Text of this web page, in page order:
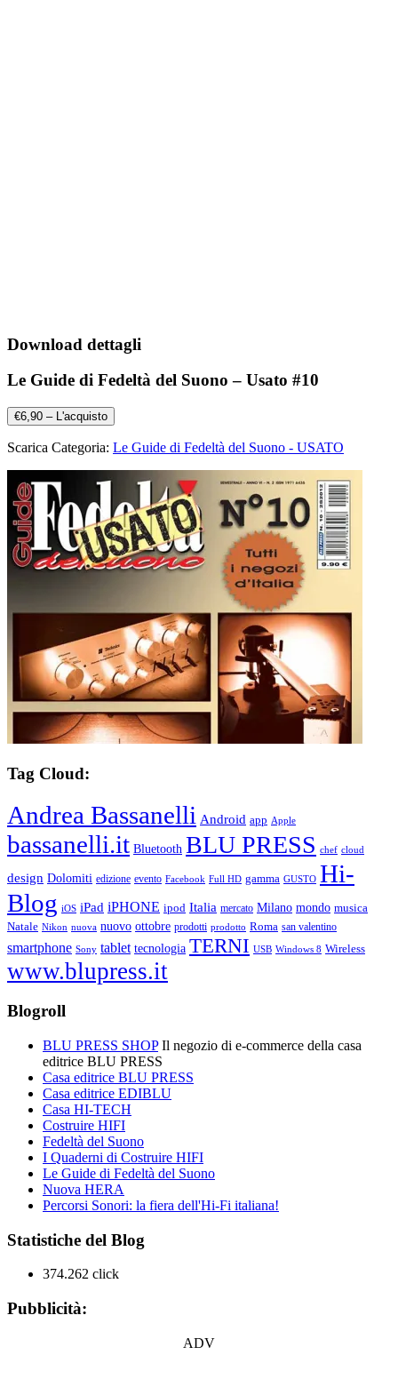
Download dettagli
Le Guide di Fedeltà del Suono – Usato #10
€6,90 – L'acquisto
Scarica Categoria: Le Guide di Fedeltà del Suono - USATO
Tag Cloud:
Andrea Bassanelli Android app Apple
bassanelli.it Bluetooth BLU PRESS chef cloud
design Dolomiti edizione evento Facebook Full HD gamma GUSTO Hi-
Blog iOS iPad iPHONE ipod Italia mercato Milano mondo musica
Natale Nikon nuova nuovo ottobre prodotti prodotto Roma san valentino
smartphone Sony tablet tecnologia TERNI USB Windows 8 Wireless
www.blupress.it
Blogroll
BLU PRESS SHOPIl negozio di e-commerce della casa
editrice BLU PRESS
Casa editrice BLU PRESS
Casa editrice EDIBLU
Casa HI-TECH
Costruire HIFI
Fedeltà del Suono
I Quaderni di Costruire HIFI
Le Guide di Fedeltà del Suono
Nuova HERA
Percorsi Sonori: la fiera dell'Hi-Fi italiana!
Statistiche del Blog
374.262 click
Pubblicità:
ADV